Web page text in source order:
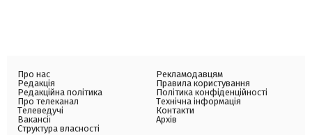
Про нас
Редакція
Редакційна політика
Про телеканал
Телеведучі
Вакансії
Структура власності
Рекламодавцям
Правила користування
Політика конфіденційності
Технічна інформація
Контакти
Архів